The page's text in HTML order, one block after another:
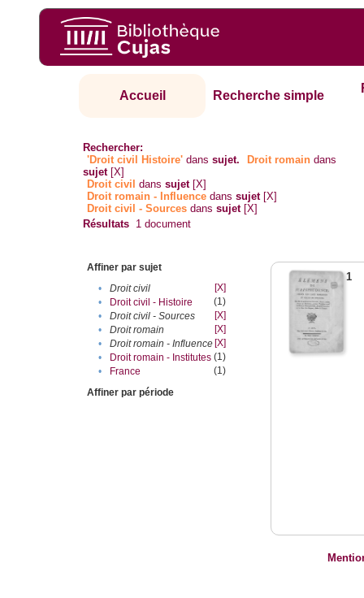
Accueil Recherche simple
Rechercher:
'Droit civil Histoire' danssujet. Droit romain dans
sujet [X]
Droit civil danssujet [X]
Droit romain - Influence danssujet [X]
Droit civil - Sources danssujet [X]
Résultats 1 document
Affiner par sujet
•
Droit civil
[X]
•
Droit civil - Histoire
(1)
•
Droit civil - Sources
[X]
•
Droit romain
[X]
•
Droit romain - Influence [X]
•
Droit romain - Institutes (1)
•
France
(1)
Affiner par période
1